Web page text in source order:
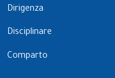
Dirigenza
Disciplinare
Comparto